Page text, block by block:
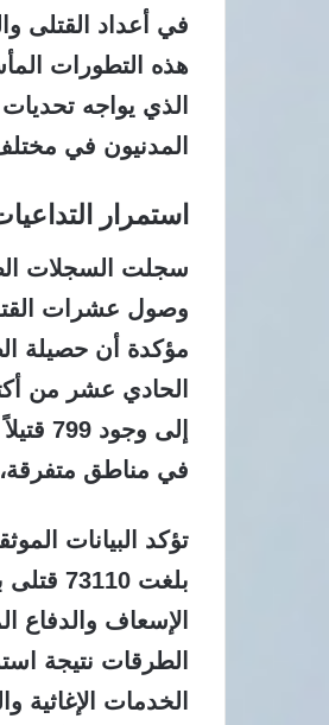
في أعداد القتلى
هذه التطورات
الذي يواجه تحديات
المدنيون في
استمرار
سجلت السجلات
وصول عشرات
مؤكدة أن حصيلة
إلى
في مناطق
الإسعاف والدفاع
الطرقات نتيجة
الخدمات